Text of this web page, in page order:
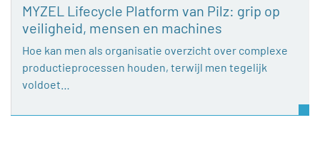
MYZEL Lifecycle Platform van Pilz: grip op
veiligheid, mensen en machines
Hoe kan men als organisatie overzicht over complexe
productieprocessen houden, terwijl men tegelijk
voldoet…